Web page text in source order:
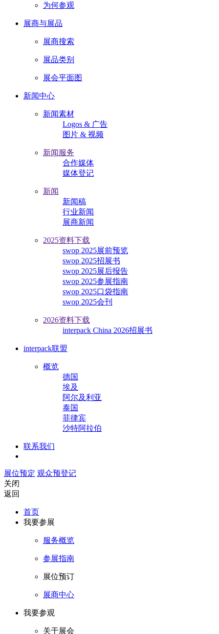
为何参观
展商与展品
展商搜索
展品类别
展会平面图
新闻中心
新闻素材
Logos & 广告
图片 & 视频
新闻服务
合作媒体
媒体登记
新闻
新闻稿
行业新闻
展商新闻
2025资料下载
swop 2025展前预览
swop 2025招展书
swop 2025展后报告
swop 2025参展指南
swop 2025口袋指南
swop 2025会刊
2026资料下载
interpack China 2026招展书
interpack联盟
概览
德国
埃及
阿尔及利亚
泰国
菲律宾
沙特阿拉伯
联系我们
展位预定 观众预登记
关闭
返回
首页
我要参展
服务概览
参展指南
展位预订
展商中心
我要参观
关于展会